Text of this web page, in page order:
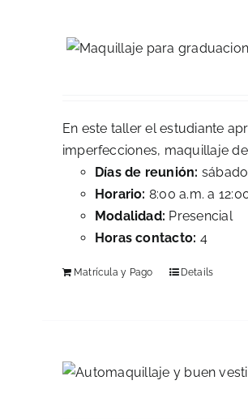
En este taller el estudiante
imperfecciones, maquillaje
Días de reunión:
Horario: 8:00 a.m. a
Modalidad: Presencial
Horas contacto: 4
Matrícula y Pago Details